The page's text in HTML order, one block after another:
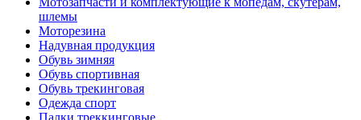
шлемы
Моторезина
Надувная продукция
Обувь зимняя
Обувь спортивная
Обувь трекинговая
Одежда спорт
Палки треккинговые